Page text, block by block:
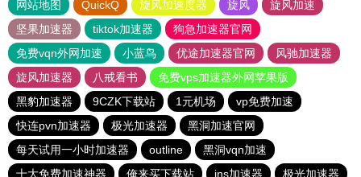
网站地图 QuickQ 旋风加速度器 旋风
旋风加速
坚果加速器
tiktok加速器
狗急加速器官网
免费vqn外网加速
小蓝鸟 优途加速器官网
风驰加速器
旋风加速器
八戒看书
免费vps加速器外网苹果版
黑豹加速器
9CZK下载站 1元机场
vp免费加速
快连pvn加速器
极光加速器
黑洞加速官网
每天试用一小时加速器
outline
黑洞vqn加速
十大免费加速神器
俺来买下载站 ins加速器 极光加速器